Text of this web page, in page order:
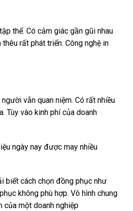
thể. Có cảm giác gần gũi nhau
rất phát triển. Công nghệ in
vẫn quan niệm. Có rất nhiều
Tùy vào kinh phí của doanh
ngày nay được may nhiều
biết cách chọn đồng phục như
không phù hợp. Vô hình chung
của một doanh nghiệp